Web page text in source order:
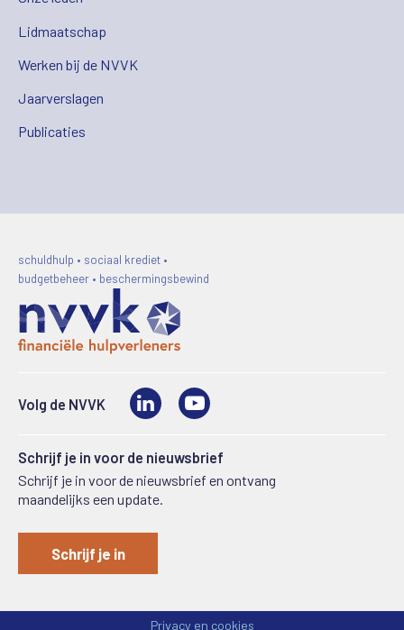
Lidmaatschap
Werken bij de NVVK
Jaarverslagen
Publicaties
schuldhulp • sociaal krediet •
budgetbeheer • beschermingsbewind
Volg de NVVK LinkedIn
Schrijf je in voor de nieuwsbrief
Schrijf je in voor de nieuwsbrief en ontvang
maandelijks een update.
Schrijf je in
Privacy en cookies